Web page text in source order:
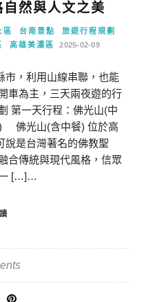
然與人文之美
區 台南景點
旅遊行程規劃
高雄美濃區 2025-02-09
市，利用山線串聯，也能
車為主，三天兩夜遊的行
第一天行程：佛光山(中
) 佛光山(含中餐) 位於高
說是台灣著名的佛教聖
合傳統與現代風格，信眾
一 […]…